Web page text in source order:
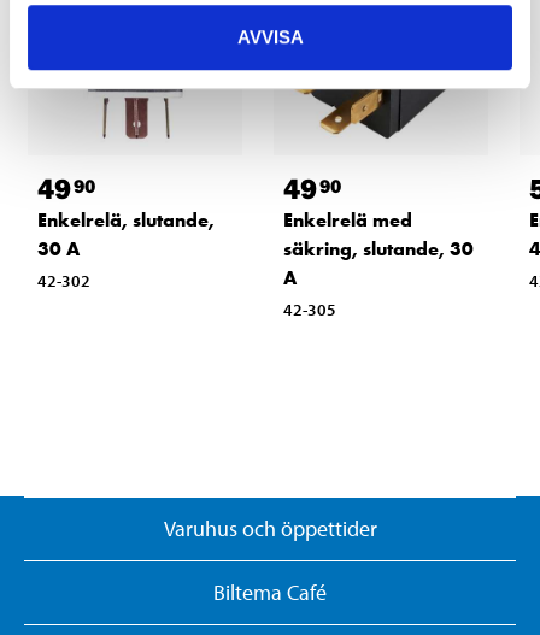
AVVISA
4990
Enkelrelä, slutande,
30 A
42-302
4990
Enkelrelä med
säkring, slutande, 30
A
42-305
Varuhus och öppettider
Biltema Café